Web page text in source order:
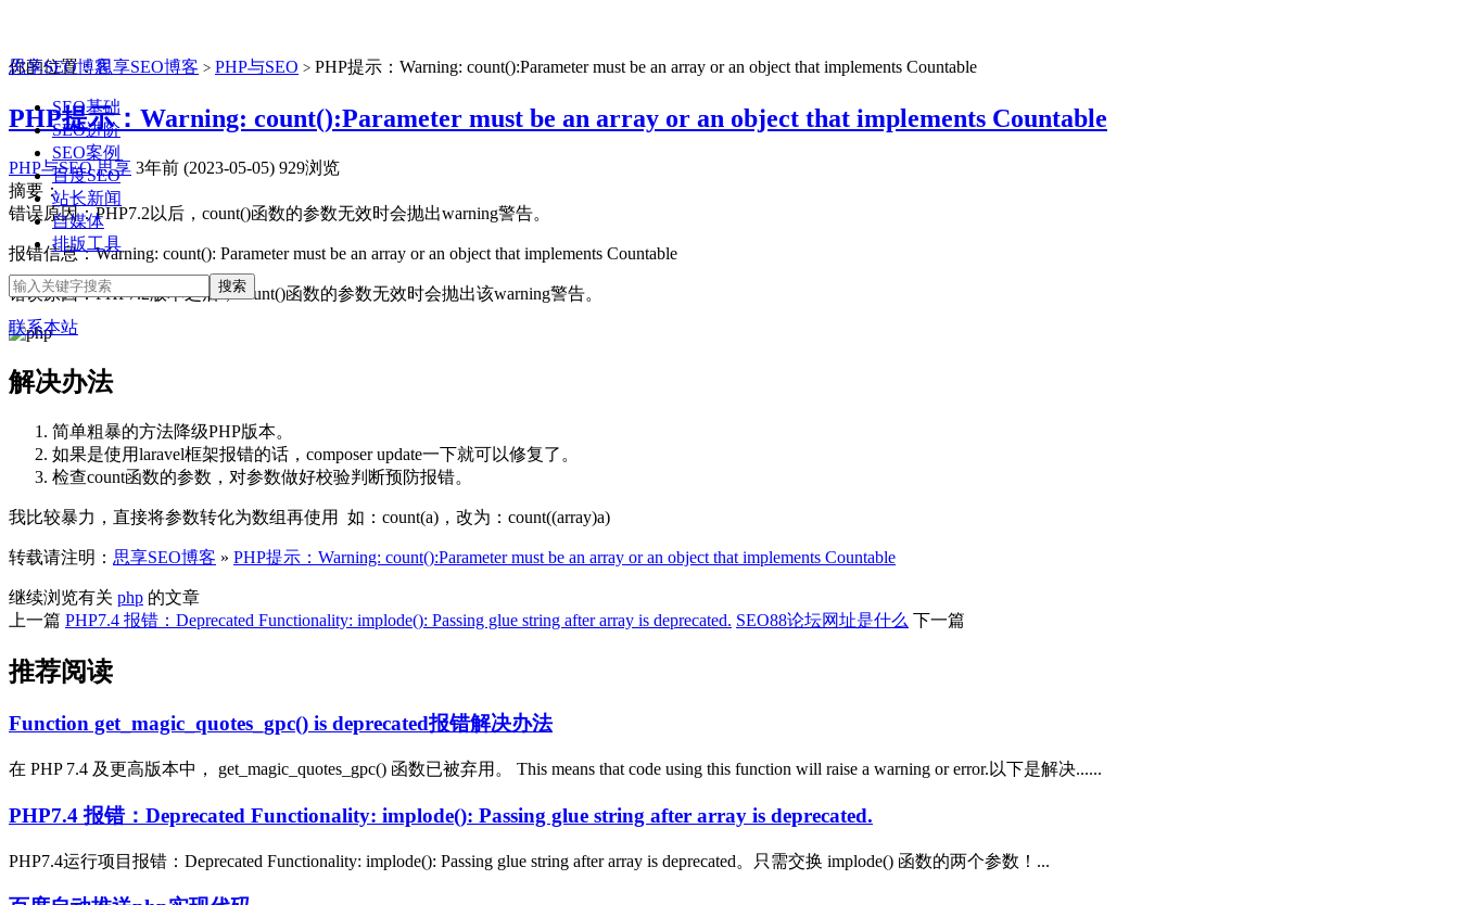
思享SEO博客
SEO基础
SEO进阶
SEO案例
百度SEO
站长新闻
自媒体
排版工具
联系本站
你的位置：思享SEO博客 > PHP与SEO > PHP提示：Warning: count():Parameter must be an array or an object that implements Countable
PHP提示：Warning: count():Parameter must be an array or an object that implements Countable
PHP与SEO 思享 3年前 (2023-05-05) 929浏览
摘要：
错误原因：PHP7.2以后，count()函数的参数无效时会抛出warning警告。
报错信息：Warning: count(): Parameter must be an array or an object that implements Countable
错误原因：PHP7.2版本之后，count()函数的参数无效时会抛出该warning警告。
解决办法
简单粗暴的方法降级PHP版本。
如果是使用laravel框架报错的话，composer update一下就可以修复了。
检查count函数的参数，对参数做好校验判断预防报错。
我比较暴力，直接将参数转化为数组再使用 如：count(a)，改为：count((array)a)
转载请注明： 思享SEO博客 » PHP提示：Warning: count():Parameter must be an array or an object that implements Countable
继续浏览有关 php 的文章
上一篇 PHP7.4 报错：Deprecated Functionality: implode(): Passing glue string after array is deprecated. SEO88论坛网址是什么 下一篇
推荐阅读
Function get_magic_quotes_gpc() is deprecated报错解决办法
在 PHP 7.4 及更高版本中， get_magic_quotes_gpc() 函数已被弃用。 This means that code using this function will raise a warning or error.以下是解决......
PHP7.4 报错：Deprecated Functionality: implode(): Passing glue string after array is deprecated.
PHP7.4运行项目报错：Deprecated Functionality: implode(): Passing glue string after array is deprecated。只需交换 implode() 函数的两个参数！...